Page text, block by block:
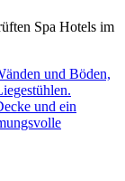
Spa Hotels im